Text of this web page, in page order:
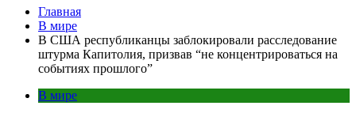
Главная
В мире
В США республиканцы заблокировали расследование
штурма Капитолия, призвав “не концентрироваться на
событиях прошлого”
В мире